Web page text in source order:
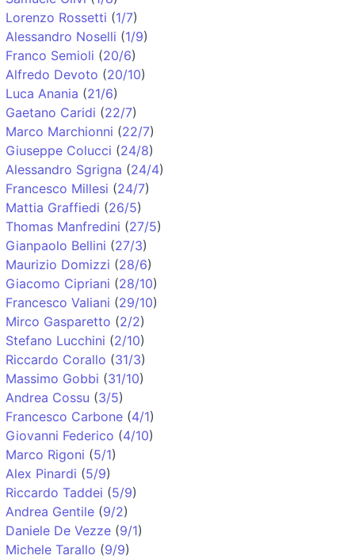
Lorenzo Rossetti (1/7)
Alessandro Noselli (1/9)
Franco Semioli (20/6)
Alfredo Devoto (20/10)
Luca Anania (21/6)
Gaetano Caridi (22/7)
Marco Marchionni (22/7)
Giuseppe Colucci (24/8)
Alessandro Sgrigna (24/4)
Francesco Millesi (24/7)
Mattia Graffiedi (26/5)
Thomas Manfredini (27/5)
Gianpaolo Bellini (27/3)
Maurizio Domizzi (28/6)
Giacomo Cipriani (28/10)
Francesco Valiani (29/10)
Mirco Gasparetto (2/2)
Stefano Lucchini (2/10)
Riccardo Corallo (31/3)
Massimo Gobbi (31/10)
Andrea Cossu (3/5)
Francesco Carbone (4/1)
Giovanni Federico (4/10)
Marco Rigoni (5/1)
Alex Pinardi (5/9)
Riccardo Taddei (5/9)
Andrea Gentile (9/2)
Daniele De Vezze (9/1)
Michele Tarallo (9/9)